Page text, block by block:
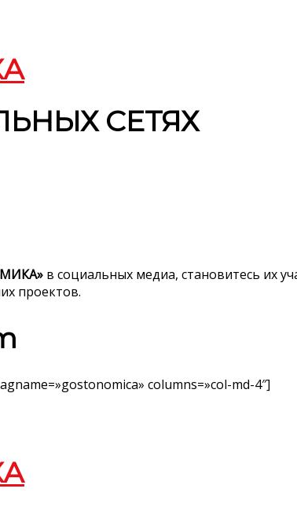
СЕТЯХ
в социальных медиа, становитесь их
проектов.
columns=»col-md-4″]